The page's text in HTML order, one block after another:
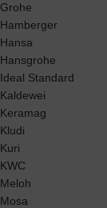
Grohe
Hamberger
Hansa
Hansgrohe
Ideal Standard
Kaldewei
Keramag
Kludi
Kuri
KWC
Meloh
Mosa